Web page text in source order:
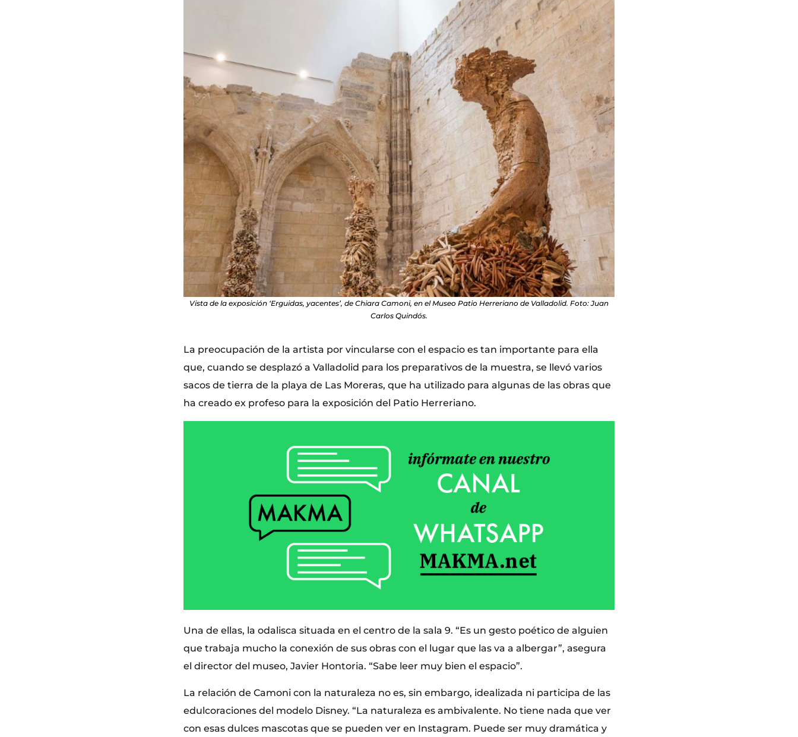
Vista de la exposición ‘Erguidas, yacentes’, de Chiara Camoni, en el Museo Patio Herreriano de Valladolid. Foto: Juan
Carlos Quindós.
La preocupación de la artista por vincularse con el espacio es tan importante para ella
que, cuando se desplazó a Valladolid para los preparativos de la muestra, se llevó varios
sacos de tierra de la playa de Las Moreras, que ha utilizado para algunas de las obras que
ha creado ex profeso para la exposición del Patio Herreriano.
Una de ellas, la odalisca situada en el centro de la sala 9. “Es un gesto poético de alguien
que trabaja mucho la conexión de sus obras con el lugar que las va a albergar”, asegura
el director del museo, Javier Hontoria. “Sabe leer muy bien el espacio”.
La relación de Camoni con la naturaleza no es, sin embargo, idealizada ni participa de las
edulcoraciones del modelo Disney. “La naturaleza es ambivalente. No tiene nada que ver
con esas dulces mascotas que se pueden ver en Instagram. Puede ser muy dramática y